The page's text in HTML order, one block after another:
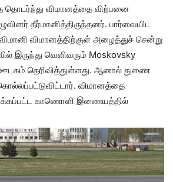
விமானத்தை விற்பனை
தீர்மானித்திருந்தனர். பார்வையிட
விமானத்திற்குள் அழைத்துச் சென்று
இருந்து வெளிவரும் Moskovsky
தெரிவித்துள்ளது. ஆனால் துணை
கொல்லப்பட்டுவிட்டார். விமானத்தை
காணொளி இணையத்தில்